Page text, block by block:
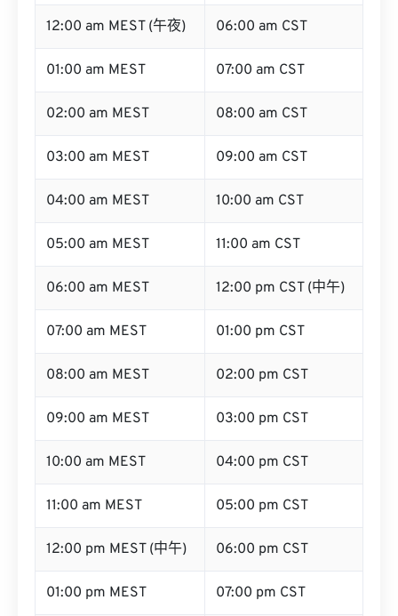
12:00 am MEST (午夜) 06:00 am CST
01:00 am MEST 07:00 am CST
02:00 am MEST 08:00 am CST
03:00 am MEST 09:00 am CST
04:00 am MEST 10:00 am CST
05:00 am MEST 11:00 am CST
06:00 am MEST 12:00 pm CST (中午)
07:00 am MEST 01:00 pm CST
08:00 am MEST 02:00 pm CST
09:00 am MEST 03:00 pm CST
10:00 am MEST 04:00 pm CST
11:00 am MEST 05:00 pm CST
12:00 pm MEST (中午) 06:00 pm CST
01:00 pm MEST 07:00 pm CST